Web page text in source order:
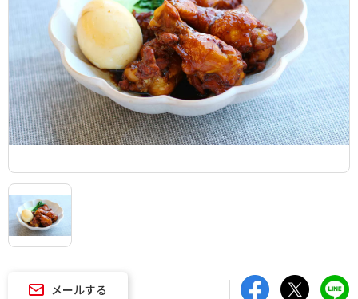
メールする